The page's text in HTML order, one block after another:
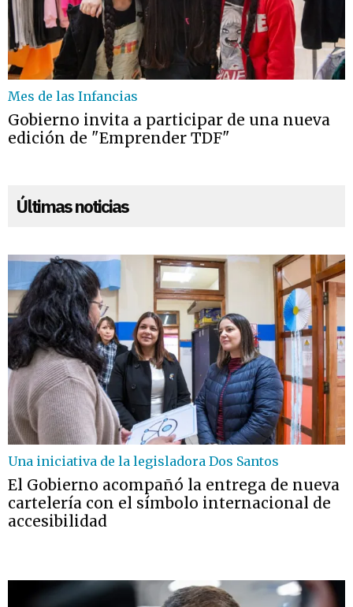
Mes de las Infancias
Gobierno invita a participar de una nueva
edición de "Emprender TDF"
Últimas noticias
Una iniciativa de la legisladora Dos Santos
El Gobierno acompañó la entrega de nueva
cartelería con el símbolo internacional de
accesibilidad